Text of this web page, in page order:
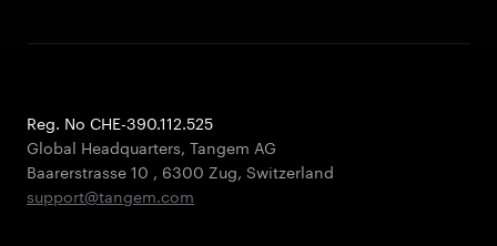
Reg. No CHE-390.112.525
Global Headquarters, Tangem AG
Baarerstrasse 10 , 6300 Zug, Switzerland
support@tangem.com